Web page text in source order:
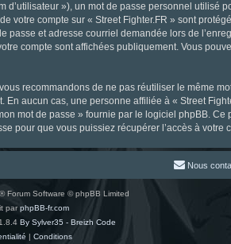
»), un mot de passe personnel utilisé
compte sur « Street Fighter.FR » sont
et adresse courriel demandée lors de
compte sont affichées publiquement. Vous
recommandons de ne pas réutiliser le même
aucun cas, une personne affiliée à « Street
mot de passe » fournie par le logiciel phpBB.
pour que vous puissiez récupérer l’accès à votre
Nous
® Forum Software © phpBB Limited
parphpBB-fr.com
By Sylver35 - Breizh Code
| Conditions